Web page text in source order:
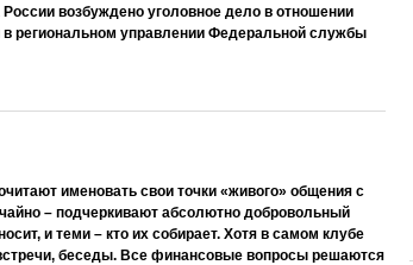
возбуждено уголовное дело в отношении
региональном управлении Федеральной службы
именовать свои точки «живого» общения с
– подчеркивают абсолютно добровольный
и теми – кто их собирает. Хотя в самом клубе
беседы. Все финансовые вопросы решаются